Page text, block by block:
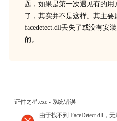
题，如果是第一次遇见有的用
了，其实并不是这样。其主要
facedetect.dll丢失了或没有安
的。
证件之星.exe - 系统错误
由于找不到 FaceDetect.dll，